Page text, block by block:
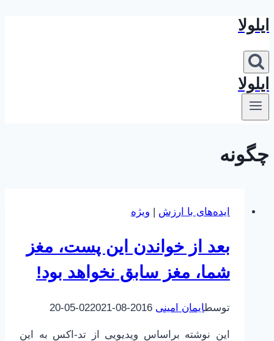
بازگشت
محتوا
ایلولا
ایلولا
چگونه
ایده‌های با ارزش | ویژه
بعد از خواندن این پست، مغز
شما، مغز سابق نخواهد بود!
توسطایمان امینی 2016-08-02
2021-05-20
این نوشته براساس ویدیویی از تد-اکس به این